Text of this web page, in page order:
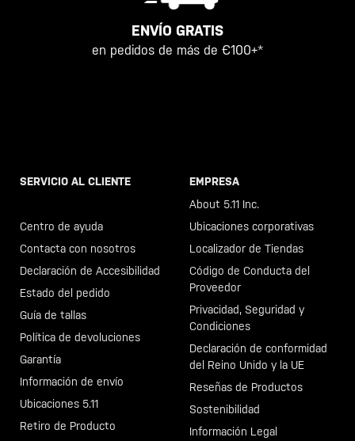
ENVÍO GRATIS
en pedidos de más de €100+*
SERVICIO AL CLIENTE
Centro de ayuda
Contacta con nosotros
Declaración de Accesibilidad
Estado del pedido
Guía de tallas
Política de devoluciones
Garantía
Información de envío
Ubicaciones 5.11
Retiro de Producto
EMPRESA
About 5.11 Inc.
Ubicaciones corporativas
Localizador de Tiendas
Código de Conducta del
Proveedor
Privacidad, Seguridad y
Condiciones
Declaración de conformidad
del Reino Unido y la UE
Reseñas de Productos
Sostenibilidad
Información Legal